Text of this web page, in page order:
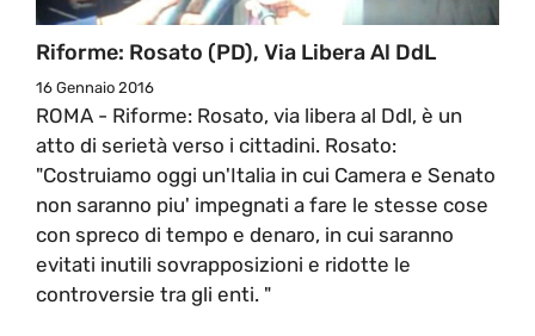
Riforme: Rosato (PD), Via Libera Al DdL
16 Gennaio 2016
ROMA - Riforme: Rosato, via libera al Ddl, è un
atto di serietà verso i cittadini. Rosato:
"Costruiamo oggi un'Italia in cui Camera e Senato
non saranno piu' impegnati a fare le stesse cose
con spreco di tempo e denaro, in cui saranno
evitati inutili sovrapposizioni e ridotte le
controversie tra gli enti. "